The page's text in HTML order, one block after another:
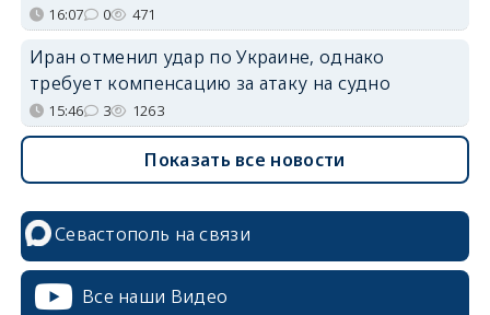
16:07 0 471
Иран отменил удар по Украине, однако
требует компенсацию за атаку на судно
15:46 3 1263
Показать все новости
Севастополь на связи
Все наши Видео